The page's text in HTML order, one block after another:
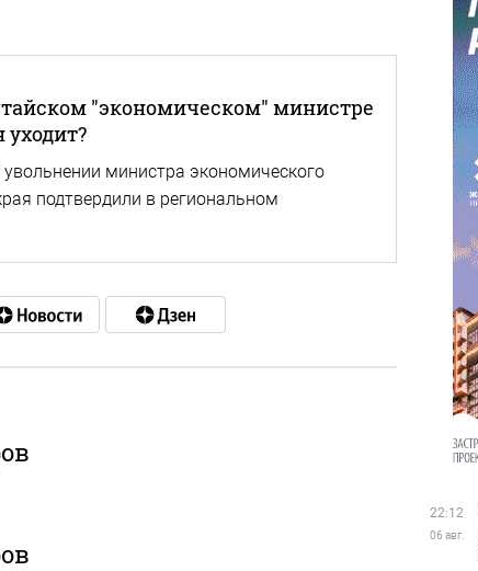
"экономическом" министре
уходит?
министра экономического
подтвердили в региональном
22:12
06 авг.